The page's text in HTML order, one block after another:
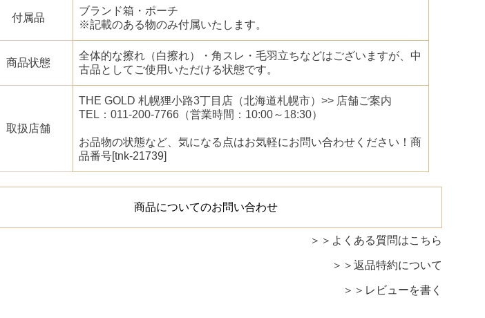
付属品
ブランド箱・ポーチ
※記載のある物のみ付属いたします。
商品状態
全体的な擦れ（白擦れ）・角スレ・毛羽立ちなどはございますが、中
古品としてご使用いただける状態です。
取扱店舗
THE GOLD 札幌狸小路3丁目店（北海道札幌市）>> 店舗ご案内
TEL：011-200-7766（営業時間：10:00～18:30）
お品物の状態など、気になる点はお気軽にお問い合わせください！商
品番号[tnk-21739]
商品についてのお問い合わせ
よくある質問はこちら
返品特約について
レビューを書く